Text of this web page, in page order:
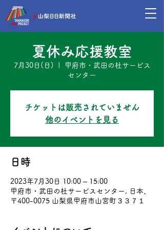
夏休み応援教室
7月30日(日)
甲府市・武田の杜サービス
センター
チケットは販売されていません
他のイベントを見る
日時
2023年7月30日 10:00 – 15:00
甲府市・武田の杜サービスセンター, 日本、
〒400-0075 山梨県甲府市山宮町３３７１